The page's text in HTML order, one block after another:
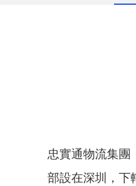
忠實通物流集團
部設在深圳，下